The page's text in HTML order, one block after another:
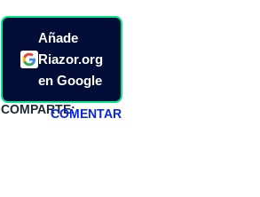
Añade
Riazor.org
en Google
COMPARTE:COMENTAR